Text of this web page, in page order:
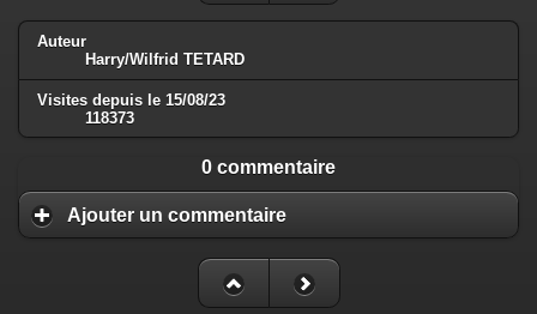
Auteur
Harry/Wilfrid TETARD
Visites depuis le 15/08/23
118373
0 commentaire
Ajouter un commentaire